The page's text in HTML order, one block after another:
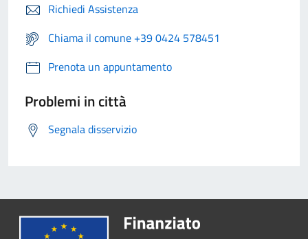
Richiedi Assistenza
Chiama il comune +39 0424 578451
Prenota un appuntamento
Problemi in città
Segnala disservizio